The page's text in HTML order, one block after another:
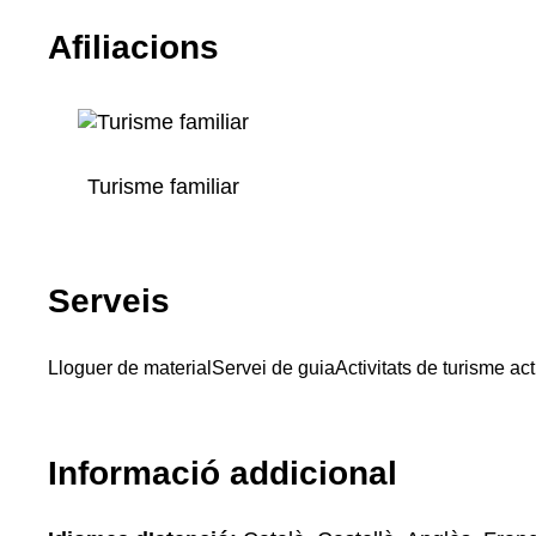
Afiliacions
Turisme familiar
Serveis
Lloguer de material Servei de guiaActivitats de turisme
Informació addicional